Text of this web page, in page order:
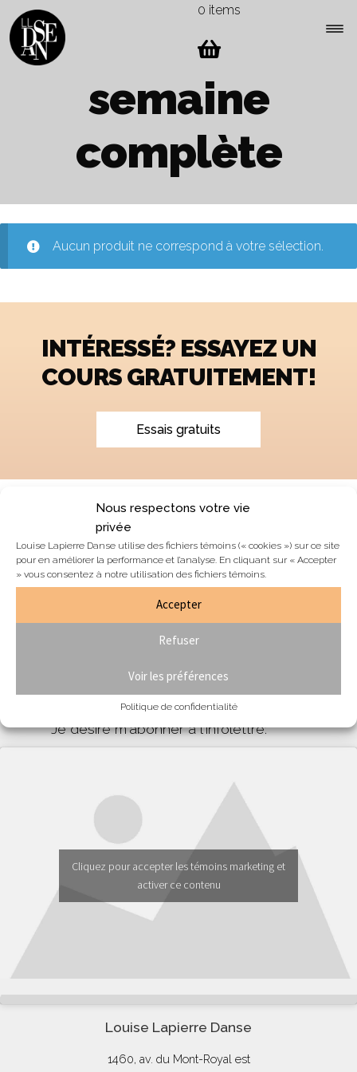
Nous respectons votre vie
privée
Louise Lapierre Danse utilise des fichiers témoins (« cookies ») sur ce site
pour en améliorer la performance et l’analyse. En cliquant sur « Accepter
» vous consentez à notre utilisation des fichiers témoins.
Accepter
Refuser
Voir les préférences
Politique de confidentialité
Skip
to
navigation
Skip
to
content
0 items
semaine
complète
Aucun produit ne correspond à votre sélection.
INTÉRESSÉ? ESSAYEZ UN
COURS GRATUITEMENT!
Essais gratuits
Blogue & nouvelles
Équipe
Nous joindre
Section membres
Formulaire de résiliation de contrat
Je désire m'abonner à l'infolettre:
Cliquez pour accepter les témoins marketing et
activer ce contenu
Louise Lapierre Danse
1460, av. du Mont-Royal est